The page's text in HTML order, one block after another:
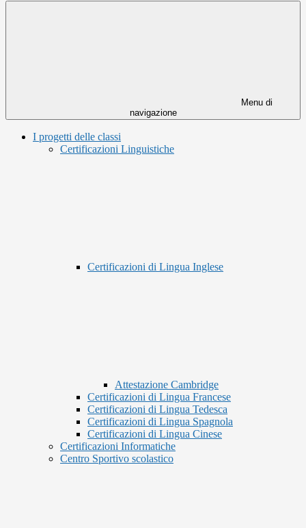
Menu di
navigazione
I progetti delle classi
Certificazioni Linguistiche
Certificazioni di Lingua Inglese
Attestazione Cambridge
Certificazioni di Lingua Francese
Certificazioni di Lingua Tedesca
Certificazioni di Lingua Spagnola
Certificazioni di Lingua Cinese
Certificazioni Informatiche
Centro Sportivo scolastico